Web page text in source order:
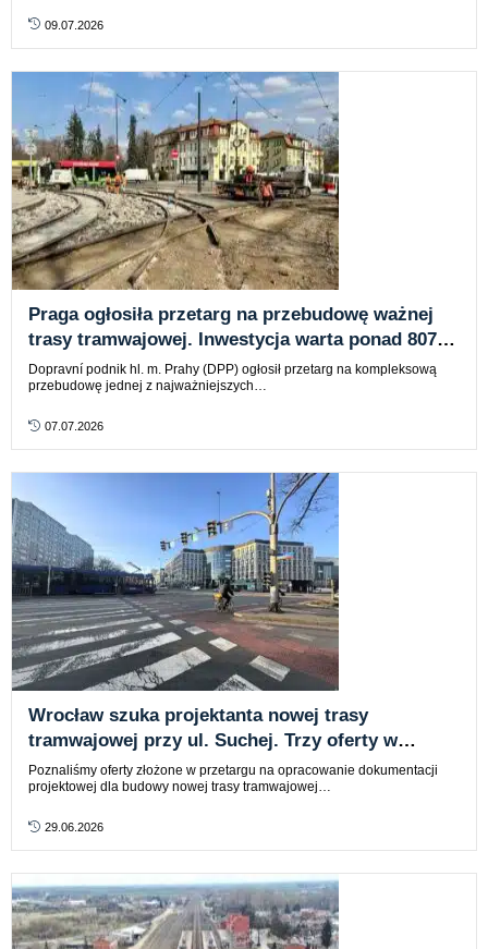
09.07.2026
Praga ogłosiła przetarg na przebudowę ważnej
trasy tramwajowej. Inwestycja warta ponad 807
mln koron
Dopravní podnik hl. m. Prahy (DPP) ogłosił przetarg na kompleksową
przebudowę jednej z najważniejszych…
07.07.2026
Wrocław szuka projektanta nowej trasy
tramwajowej przy ul. Suchej. Trzy oferty w
przetargu
Poznaliśmy oferty złożone w przetargu na opracowanie dokumentacji
projektowej dla budowy nowej trasy tramwajowej…
29.06.2026